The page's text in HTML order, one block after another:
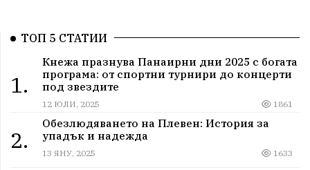
ТОП 5 СТАТИИ
1.
Кнежа празнува Панаирни дни 2025 с богата
програма: от спортни турнири до концерти
под звездите
12 ЮЛИ, 2025 1861
2.
Обезлюдяването на Плевен: История за
упадък и надежда
13 ЯНУ, 2025 1633